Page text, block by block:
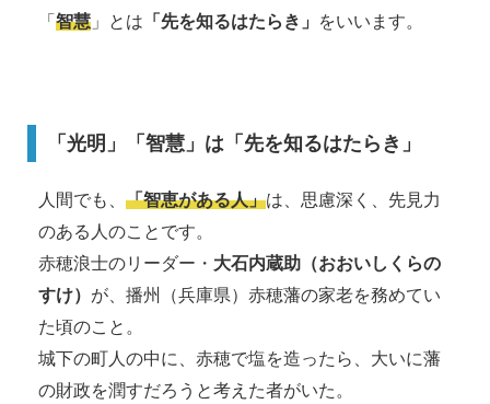
「 智慧 」とは 「先を知るはたらき」 をいいます。
「光明」「智慧」は「先を知るはたらき」
人間でも、 「智恵がある人」は、思慮深く、先見力
のある人のことです。
赤穂浪士のリーダー・ 大石内蔵助（おおいしくらの
すけ） が、播州（兵庫県）赤穂藩の家老を務めてい
た頃のこと。
城下の町人の中に、赤穂で塩を造ったら、大いに藩
の財政を潤すだろうと考えた者がいた。